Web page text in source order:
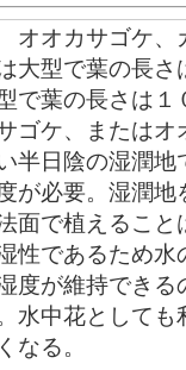
オオカサゴケ、
大型で葉の長
で葉の長さは
ゴケ、または
半日陰の湿潤
が必要。湿潤
面で植えるこ
性であるため
度が維持でき
水中花として
なる。